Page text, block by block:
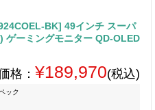
BK] 49インチ スーパ
ゲーミングモニター QD-OLED
格： ¥189,970(税込)
ック